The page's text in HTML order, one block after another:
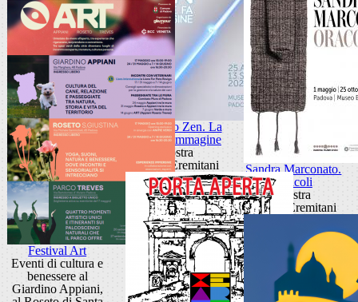
Giancarlo Zen. La
luce fa l'immagine
Mostra
Museo Eremitani
Sandra Marconato.
Oracoli
Mostra
Museo Eremitani
Festival Art
Eventi di cultura e
benessere al
Giardino Appiani,